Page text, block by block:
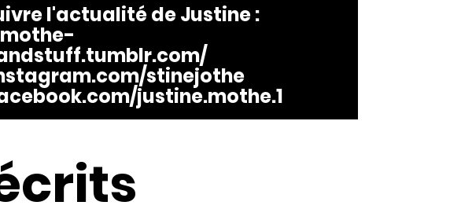
l'actualité deJustine:
stinejothe
justine.mothe.1